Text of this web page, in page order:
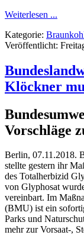
Weiterlesen ...
Kategorie:
Veröffentlicht:
Klöckner
Vorschläge
Berlin, 07.11.2018.
stellte gestern ihr
des Totalherbizid
von Glyphosat
vereinbart. Im
(BMU) ist ein
Parks und
mehr zur Vorsaat-,